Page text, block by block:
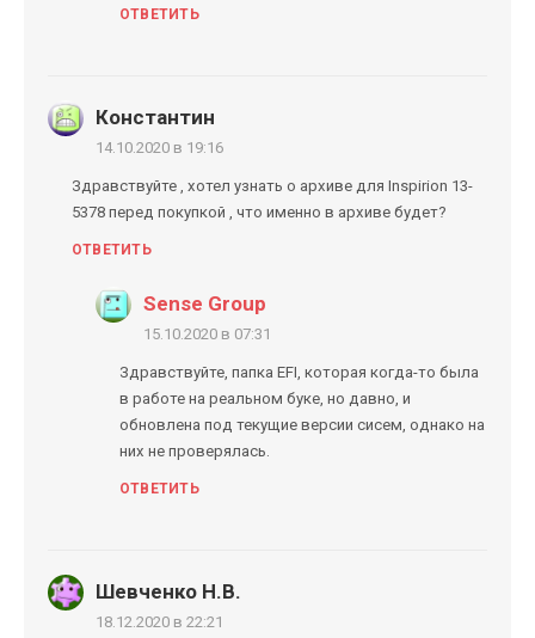
ОТВЕТИТЬ
Константин
14.10.2020 в 19:16
Здравствуйте , хотел узнать о архиве для Inspirion 13-
5378 перед покупкой , что именно в архиве будет?
ОТВЕТИТЬ
Sense Group
15.10.2020 в 07:31
Здравствуйте, папка EFI, которая когда-то была
в работе на реальном буке, но давно, и
обновлена под текущие версии сисем, однако на
них не проверялась.
ОТВЕТИТЬ
Шевченко Н.В.
18.12.2020 в 22:21